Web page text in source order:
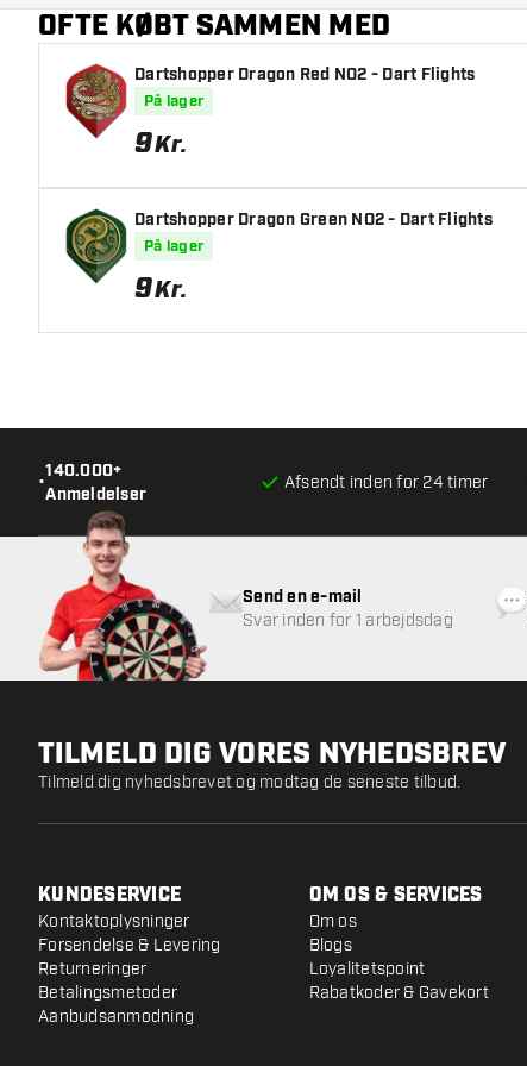
Hovedfarve
OFTE KØBT SAMMEN MED
Dartshopper Dragon Red NO2 - Dart Flights
På lager
9Kr.
Dartshopper Dragon Green NO2 - Dart Flights
På lager
9Kr.
•
140.000+
Anmeldelser
Afsendt inden for 24 timer
Send en e-mail
Svar inden for 1 arbejdsdag
TILMELD DIG VORES NYHEDSBREV
Tilmeld dig nyhedsbrevet og modtag de seneste tilbud.
KUNDESERVICE
Kontaktoplysninger
Forsendelse & Levering
Returneringer
Betalingsmetoder
Aanbudsanmodning
OM OS & SERVICES
Om os
Blogs
Loyalitetspoint
Rabatkoder & Gavekort